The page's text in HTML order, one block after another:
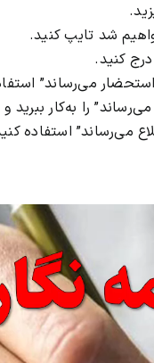
شد تایپ کنید.
کنید.
می‌رساند”
را به‌کار ببرید و
می‌رساند” استفاده